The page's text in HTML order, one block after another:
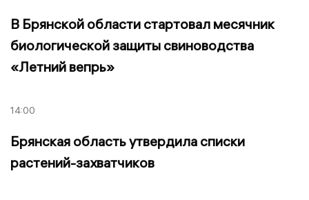
В Брянской области стартовал месячник
биологической защиты свиноводства
«Летний вепрь»
14:00
Брянская область утвердила списки
растений-захватчиков